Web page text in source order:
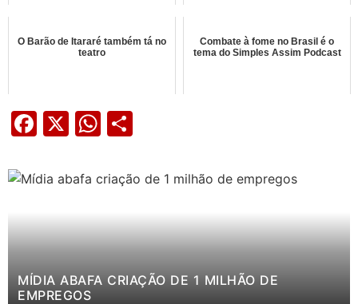
O Barão de Itararé também tá no
teatro
Combate à fome no Brasil é o
tema do Simples Assim Podcast
Facebook
X WhatsApp
MÍDIA ABAFA CRIAÇÃO DE 1 MILHÃO DE
EMPREGOS